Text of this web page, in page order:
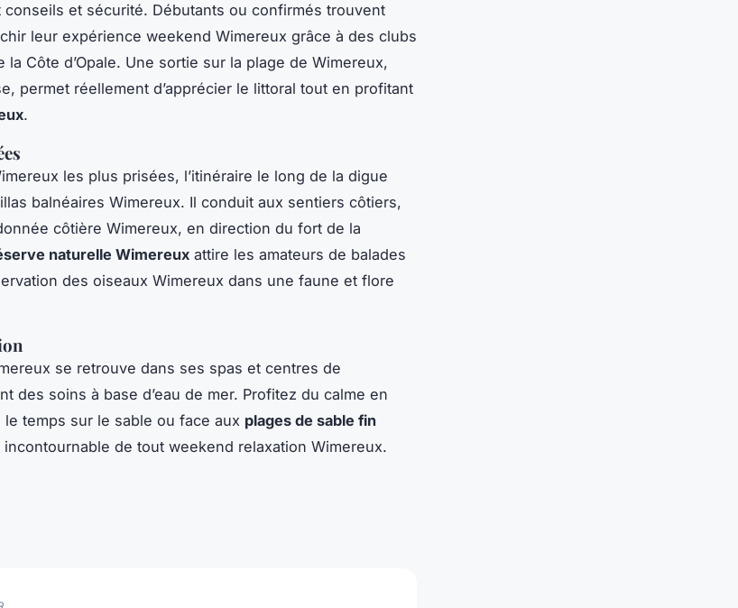
et sécurité. Débutants ou confirmés trouvent
leur expérience weekend Wimereux grâce à des clubs
Côte d’Opale. Une sortie sur la plage de Wimereux,
permet réellement d’apprécier le littoral tout en profitant
.
les plus prisées, l’itinéraire le long de la digue
balnéaires Wimereux. Il conduit aux sentiers côtiers,
côtière Wimereux, en direction du fort de la
naturelle Wimereux attire les amateurs de balades
des oiseaux Wimereux dans une faune et flore
se retrouve dans ses spas et centres de
des soins à base d’eau de mer. Profitez du calme en
temps sur le sable ou face aux plages de sable fin
de tout weekend relaxation Wimereux.